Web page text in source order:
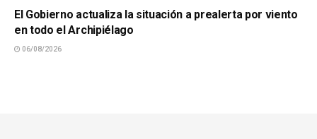
El Gobierno actualiza la situación a prealerta por viento
en todo el Archipiélago
06/08/2026